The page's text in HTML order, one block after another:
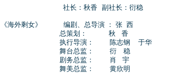
社长：秋香 副社长：衍稳
《海外剩女》 编剧、总导演 ： 张 西
总策划： 秋 香
执行导演： 陈志钢 于华
舞台总监： 衍 稳
剧务总监： 肖 宇
舞美总监： 黄欣明